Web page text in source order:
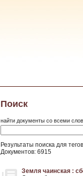
Поиск
найти документы со всеми
Результаты поиска для
Документов: 6915
Земля чаинская :